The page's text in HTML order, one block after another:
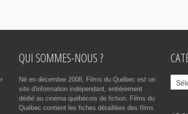
QUI SOMMES-NOUS ?
Né en décembre 2008, Films du Québec est un
site d'information indépendant, entièrement
dédié au cinéma québécois de fiction. Films du
Québec contient les fiches détaillées des films